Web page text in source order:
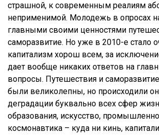
страшной, к современным реалиям
неприменимой. Молодежь в опросах
главными своими ценностями
саморазвитие. Но уже в 2010-е стало
капитализм хорош всем, за
дает вообще никаких ответов на
вопросы. Путешествия и
были великолепны, но происходили
деградации буквально всех сфер
образования, искусство,
космонавтика – куда ни кинь,